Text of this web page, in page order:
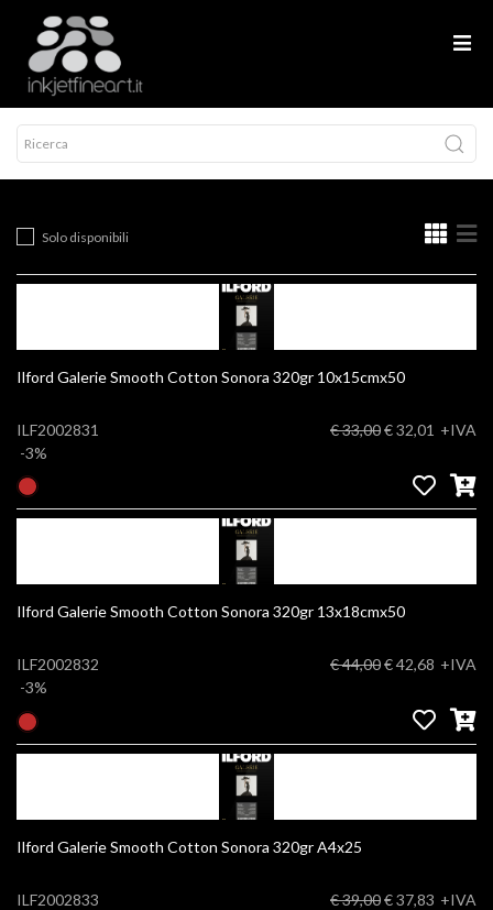
Solo disponibili
Ilford Galerie Smooth Cotton Sonora 320gr 10x15cmx50
ILF2002831
-3%
€ 33,00€ 32,01 +IVA
Ilford Galerie Smooth Cotton Sonora 320gr 13x18cmx50
ILF2002832
-3%
€ 44,00€ 42,68 +IVA
Ilford Galerie Smooth Cotton Sonora 320gr A4x25
ILF2002833
€ 39,00€ 37,83 +IVA